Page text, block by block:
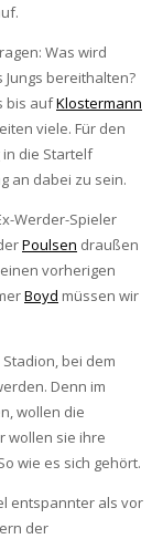
Was wird
bereithalten?
bis aufKlostermann
viele. Für den
in die Startelf
an dabei zu sein.
Werder-Spieler
Poulsen draußen
vorherigen
Boyd müssen wir
bei dem
Denn im
wollen die
wollen sie ihre
wie es sich gehört.
entspannter als vor
der